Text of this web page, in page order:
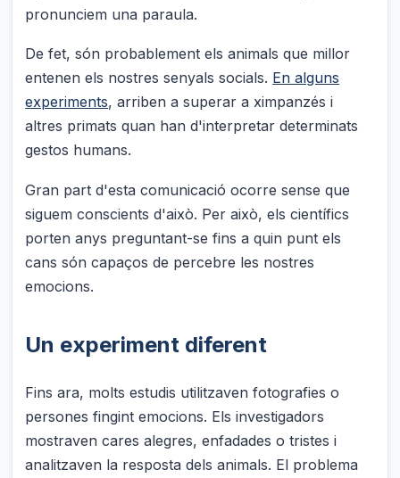
pronunciem una paraula.
De fet, són probablement els animals que millor
entenen els nostres senyals socials. En alguns
experiments, arriben a superar a ximpanzés i
altres primats quan han d'interpretar determinats
gestos humans.
Gran part d'esta comunicació ocorre sense que
siguem conscients d'això. Per això, els científics
porten anys preguntant-se fins a quin punt els
cans són capaços de percebre les nostres
emocions.
Un experiment diferent
Fins ara, molts estudis utilitzaven fotografies o
persones fingint emocions. Els investigadors
mostraven cares alegres, enfadades o tristes i
analitzaven la resposta dels animals. El problema